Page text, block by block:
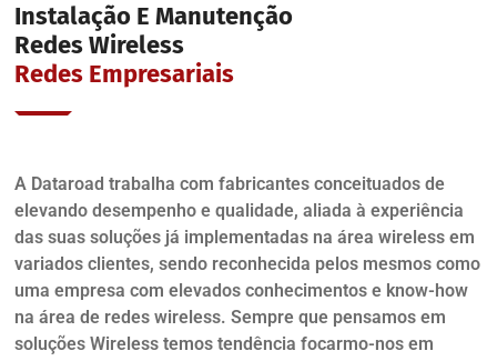
Instalação E Manutenção
Redes Wireless
Redes Empresariais
A Dataroad trabalha com fabricantes conceituados de
elevando desempenho e qualidade, aliada à experiência
das suas soluções já implementadas na área wireless em
variados clientes, sendo reconhecida pelos mesmos como
uma empresa com elevados conhecimentos e know-how
na área de redes wireless. Sempre que pensamos em
soluções Wireless temos tendência focarmo-nos em